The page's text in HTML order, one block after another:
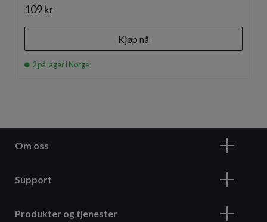
109 kr
Kjøp nå
2 på lager i Norge
Om oss
Support
Produkter og tjenester